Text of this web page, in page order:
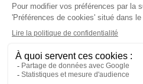
Conditions
Plan du
Crédits